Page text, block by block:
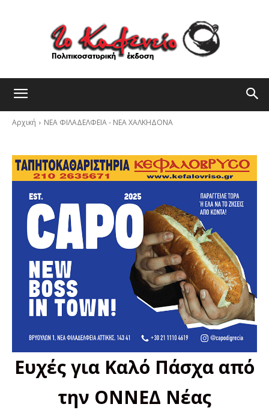
Αρχική ΝΕΑ ΦΙΛΑΔΕΛΦΕΙΑ - ΝΕΑ ΧΑΛΚΗΔΟΝΑ
Ευχές για Καλό Πάσχα από
την ΟΝΝΕΔ Νέας